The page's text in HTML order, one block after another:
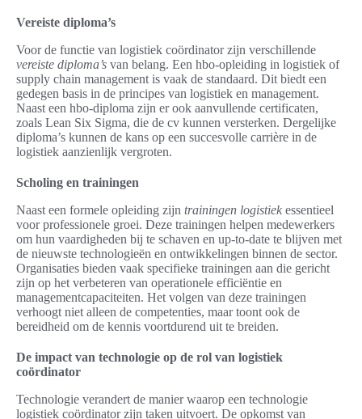
Vereiste diploma’s
Voor de functie van logistiek coördinator zijn verschillende
vereiste diploma’s van belang. Een hbo-opleiding in logistiek of
supply chain management is vaak de standaard. Dit biedt een
gedegen basis in de principes van logistiek en management.
Naast een hbo-diploma zijn er ook aanvullende certificaten,
zoals Lean Six Sigma, die de cv kunnen versterken. Dergelijke
diploma’s kunnen de kans op een succesvolle carrière in de
logistiek aanzienlijk vergroten.
Scholing en trainingen
Naast een formele opleiding zijn trainingen logistiek essentieel
voor professionele groei. Deze trainingen helpen medewerkers
om hun vaardigheden bij te schaven en up-to-date te blijven met
de nieuwste technologieën en ontwikkelingen binnen de sector.
Organisaties bieden vaak specifieke trainingen aan die gericht
zijn op het verbeteren van operationele efficiëntie en
managementcapaciteiten. Het volgen van deze trainingen
verhoogt niet alleen de competenties, maar toont ook de
bereidheid om de kennis voortdurend uit te breiden.
De impact van technologie op de rol van logistiek
coördinator
Technologie verandert de manier waarop een technologie
logistiek coördinator zijn taken uitvoert. De opkomst van